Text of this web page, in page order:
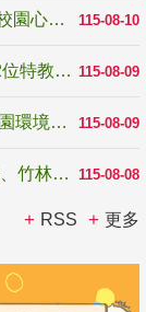
115-08-10
教育部鼓勵大專校院推動「社會情緒學習與校園心理健康促進計畫」 培育校園「心」韌性
115-08-09
青年百億海外圓夢基金計畫「無礙征途」 12位特教與弱勢青年勇闖西班牙 跨越感官限制見證生命蛻變
115-08-09
國教署補助22縣市積極推動「改善無障礙校園環境計畫」 打造友善、安全、無礙學習空間
115-08-08
青年壯遊點精選夏夜限定避暑提案 漫天蝠影、竹林尋蛙、茶香夜觀 邀青年暮色出發
RSS 更多